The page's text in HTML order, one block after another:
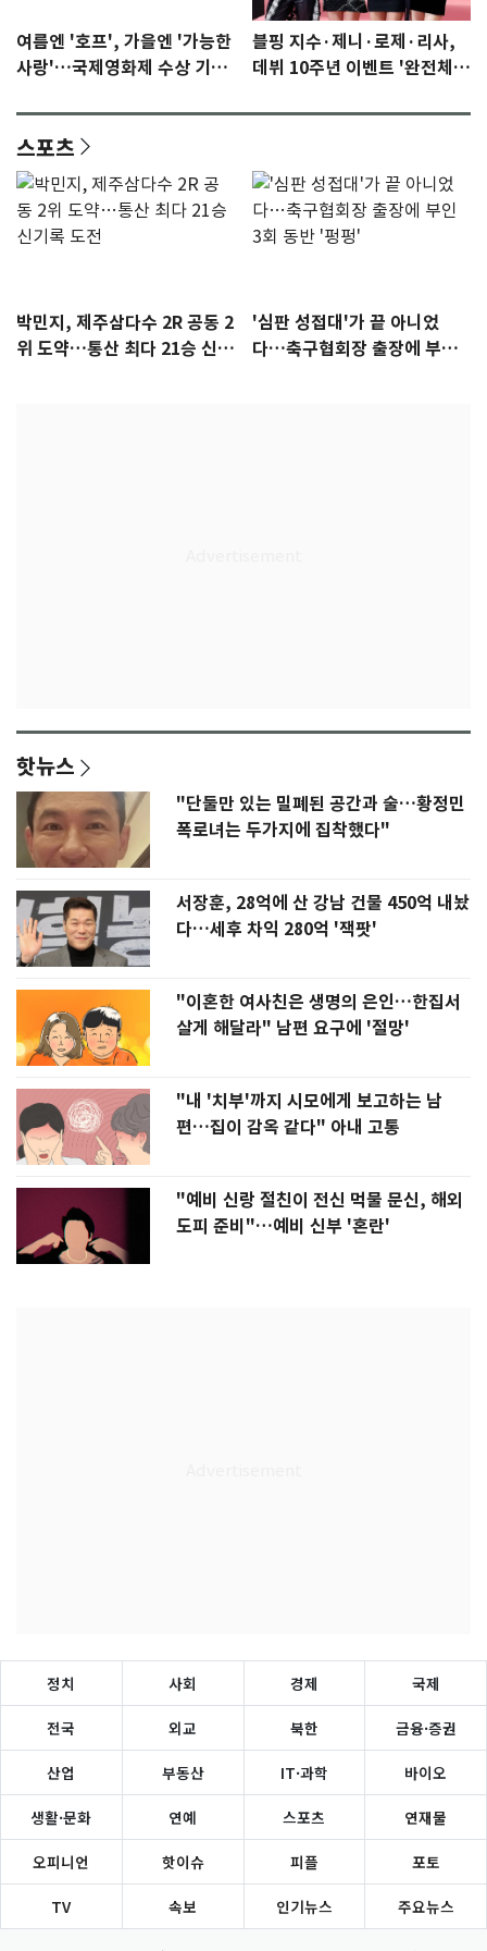
여름엔 '호프', 가을엔 '가능한
사랑'…국제영화제 수상 기대
블핑 지수·제니·로제·리사,
데뷔 10주년 이벤트 '완전체'
스포츠
박민지, 제주삼다수 2R 공동 2
위 도약…통산 최다 21승 신기
'심판 성접대'가 끝 아니었
다…축구협회장 출장에 부인
핫뉴스
"단둘만 있는 밀폐된 공간과 술…황정민
폭로녀는 두가지에 집착했다"
서장훈, 28억에 산 강남 건물 450억 내놨
다…세후 차익 280억 '잭팟'
"이혼한 여사친은 생명의 은인…한집서
살게 해달라" 남편 요구에 '절망'
"내 '치부'까지 시모에게 보고하는 남
편…집이 감옥 같다" 아내 고통
"예비 신랑 절친이 전신 먹물 문신, 해외
도피 준비"…예비 신부 '혼란'
정치 사회 경제 국제
전국 외교 북한 금융·증권
산업 부동산 IT·과학 바이오
생활·문화 연예 스포츠 연재물
오피니언 핫이슈 피플 포토
TV 속보 인기뉴스 주요뉴스